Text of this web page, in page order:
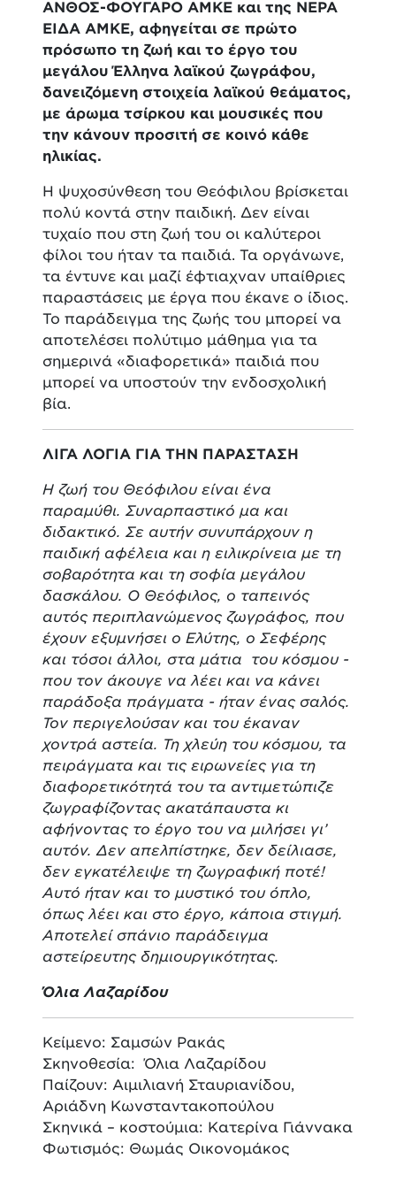
ΑΝΘΟΣ-ΦΟΥΓΑΡΟ ΑΜΚΕ και της ΝΕΡΑ
ΕΙΔΑ ΑΜΚΕ, αφηγείται σε πρώτο
πρόσωπο τη ζωή και το έργο του
μεγάλου Έλληνα λαϊκού ζωγράφου,
δανειζόμενη στοιχεία λαϊκού θεάματος,
με άρωμα τσίρκου και μουσικές που
την κάνουν προσιτή σε κοινό κάθε
ηλικίας.
Η ψυχοσύνθεση του Θεόφιλου βρίσκεται
πολύ κοντά στην παιδική. Δεν είναι
τυχαίο που στη ζωή του οι καλύτεροι
φίλοι του ήταν τα παιδιά. Τα οργάνωνε,
τα έντυνε και μαζί έφτιαχναν υπαίθριες
παραστάσεις με έργα που έκανε ο ίδιος.
Το παράδειγμα της ζωής του μπορεί να
αποτελέσει πολύτιμο μάθημα για τα
σημερινά «διαφορετικά» παιδιά που
μπορεί να υποστούν την ενδοσχολική
βία.
ΛΙΓΑ ΛΟΓΙΑ ΓΙΑ ΤΗΝ ΠΑΡΑΣΤΑΣΗ
Η ζωή του Θεόφιλου είναι ένα
παραμύθι. Συναρπαστικό μα και
διδακτικό. Σε αυτήν συνυπάρχουν η
παιδική αφέλεια και η ειλικρίνεια με τη
σοβαρότητα και τη σοφία μεγάλου
δασκάλου. Ο Θεόφιλος, ο ταπεινός
αυτός περιπλανώμενος ζωγράφος, που
έχουν εξυμνήσει ο Ελύτης, ο Σεφέρης
και τόσοι άλλοι, στα μάτια του κόσμου -
που τον άκουγε να λέει και να κάνει
παράδοξα πράγματα - ήταν ένας σαλός.
Τον περιγελούσαν και του έκαναν
χοντρά αστεία. Τη χλεύη του κόσμου, τα
πειράγματα και τις ειρωνείες για τη
διαφορετικότητά του τα αντιμετώπιζε
ζωγραφίζοντας ακατάπαυστα κι
αφήνοντας το έργο του να μιλήσει γι’
αυτόν. Δεν απελπίστηκε, δεν δείλιασε,
δεν εγκατέλειψε τη ζωγραφική ποτέ!
Αυτό ήταν και το μυστικό του όπλο,
όπως λέει και στο έργο, κάποια στιγμή.
Αποτελεί σπάνιο παράδειγμα
αστείρευτης δημιουργικότητας.
Όλια Λαζαρίδου
Κείμενο: Σαμσών Ρακάς
Σκηνοθεσία: Όλια Λαζαρίδου
Παίζουν: Αιμιλιανή Σταυριανίδου,
Αριάδνη Κωνσταντακοπούλου
Σκηνικά – κοστούμια: Κατερίνα Γιάννακα
Φωτισμός: Θωμάς Οικονομάκος